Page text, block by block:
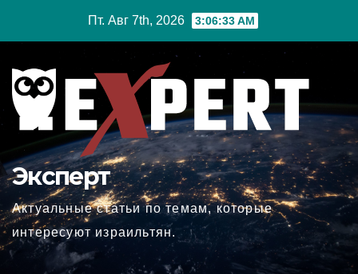
Пт. Авг 7th, 2026 3:06:34 AM
Эксперт
Актуальные статьи по темам, которые
интересуют израильтян.